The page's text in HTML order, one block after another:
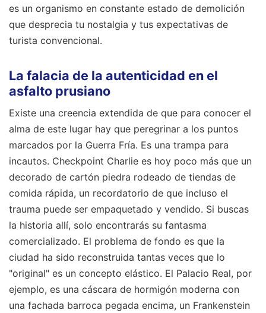
es un organismo en constante estado de demolición
que desprecia tu nostalgia y tus expectativas de
turista convencional.
La falacia de la autenticidad en el
asfalto prusiano
Existe una creencia extendida de que para conocer el
alma de este lugar hay que peregrinar a los puntos
marcados por la Guerra Fría. Es una trampa para
incautos. Checkpoint Charlie es hoy poco más que un
decorado de cartón piedra rodeado de tiendas de
comida rápida, un recordatorio de que incluso el
trauma puede ser empaquetado y vendido. Si buscas
la historia allí, solo encontrarás su fantasma
comercializado. El problema de fondo es que la
ciudad ha sido reconstruida tantas veces que lo
"original" es un concepto elástico. El Palacio Real, por
ejemplo, es una cáscara de hormigón moderna con
una fachada barroca pegada encima, un Frankenstein